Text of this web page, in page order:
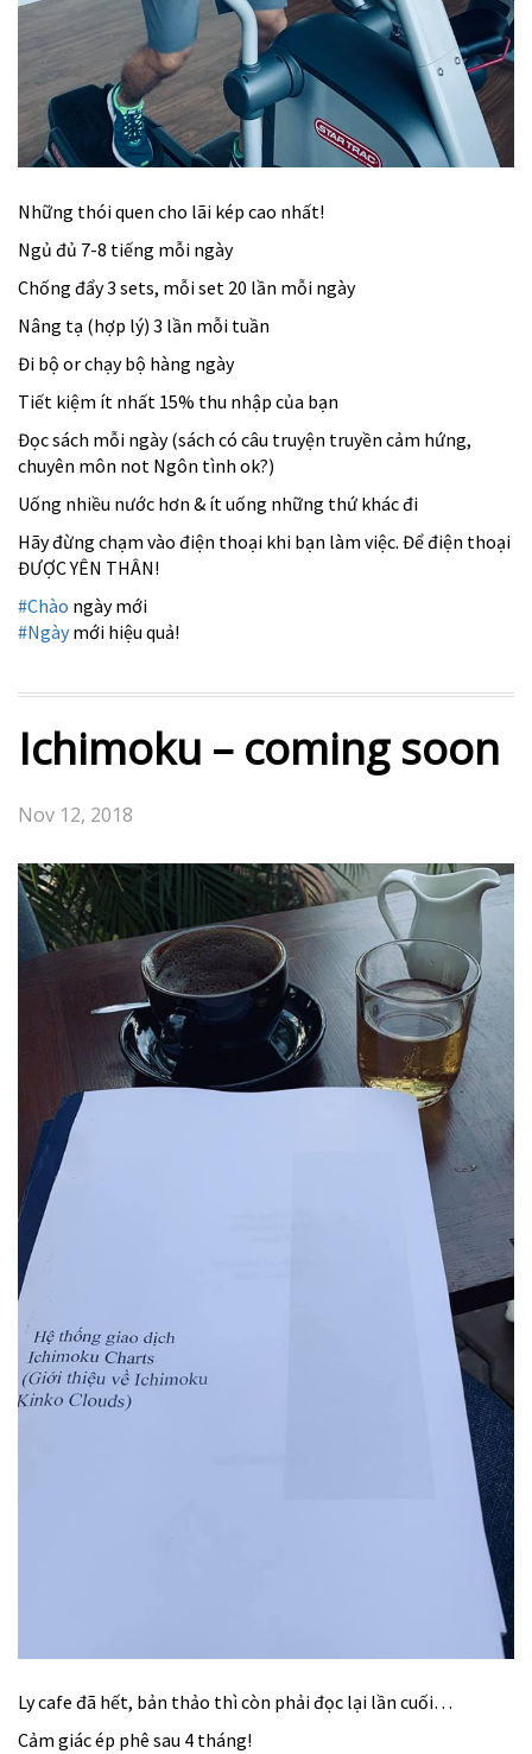
Những thói quen cho lãi kép cao nhất!
Ngủ đủ 7-8 tiếng mỗi ngày
Chống đẩy 3 sets, mỗi set 20 lần mỗi ngày
Nâng tạ (hợp lý) 3 lần mỗi tuần
Đi bộ or chạy bộ hàng ngày
Tiết kiệm ít nhất 15% thu nhập của bạn
Đọc sách mỗi ngày (sách có câu truyện truyền cảm hứng,
chuyên môn not Ngôn tình ok?)
Uống nhiều nước hơn & ít uống những thứ khác đi
Hãy đừng chạm vào điện thoại khi bạn làm việc. Để điện thoại
ĐƯỢC YÊN THÂN!
#Chào ngày mới
#Ngàymới hiệu quả!
Ichimoku – coming soon
Nov 12, 2018
Ly cafe đã hết, bản thảo thì còn phải đọc lại lần cuối…
Cảm giác ép phê sau 4 tháng!